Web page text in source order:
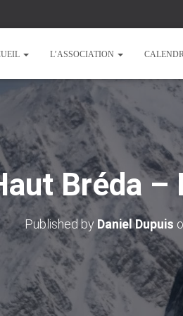
L’ASSOCIATION
Bréda –
Published by Daniel Dupuis